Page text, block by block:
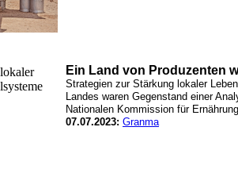
Ein Land von Produzenten
Strategien zur Stärkung lokaler
Landes waren Gegenstand einer
Nationalen Kommission für
07.07.2023: Granma